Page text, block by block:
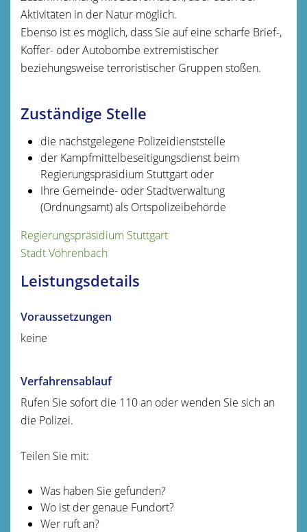
Aktivitäten in der Natur möglich.
Ebenso ist es möglich, dass Sie auf eine scharfe Brief-,
Koffer- oder Autobombe extremistischer
beziehungsweise terroristischer Gruppen stoßen.
Zuständige Stelle
die nächstgelegene Polizeidienststelle
der Kampfmittelbeseitigungsdienst beim
Regierungspräsidium Stuttgart oder
Ihre Gemeinde- oder Stadtverwaltung
(Ordnungsamt) als Ortspolizeibehörde
Regierungspräsidium Stuttgart
Stadt Vöhrenbach
Leistungsdetails
Voraussetzungen
keine
Verfahrensablauf
Rufen Sie sofort die 110 an oder wenden Sie sich an
die Polizei.
Teilen Sie mit:
Was haben Sie gefunden?
Wo ist der genaue Fundort?
Wer ruft an?